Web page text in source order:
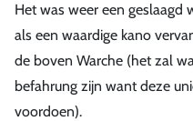
Het was weer een geslaagd
als een waardige kano
de boven Warche (het zal
befahrung zijn want deze
voordoen).